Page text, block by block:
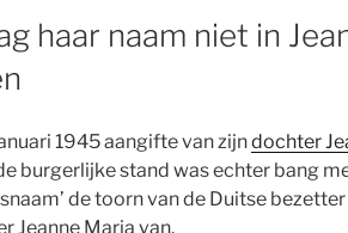
haar naam niet in
1945 aangifte van zijndochter
burgerlijke stand was echter bang
de toorn van de Duitse
Jeanne Maria van.